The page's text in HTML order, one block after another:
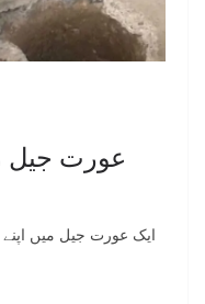
عورت جیل
ایک عورت جیل میں